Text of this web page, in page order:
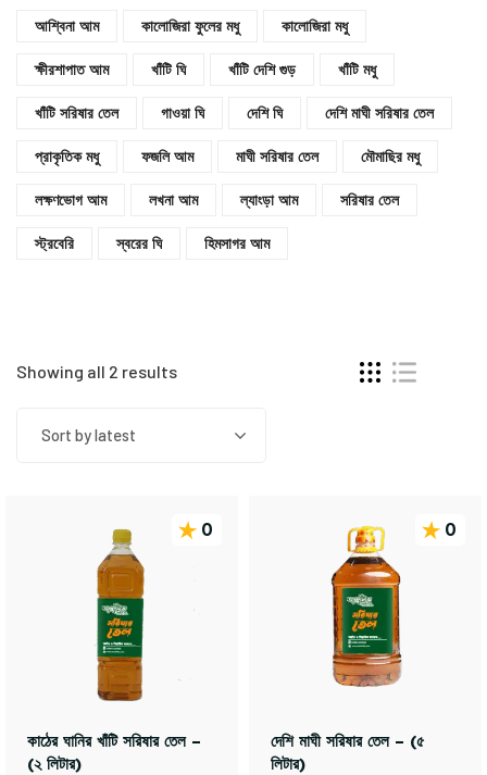
Showing all 2 results
Sort by latest
0
কাঠের ঘানির খাঁটি সরিষার তেল –
(২ লিটার)
0
দেশি মাঘী সরিষার তেল – (৫
লিটার)
আশ্বিনা আম কালোজিরা ফুলের মধু কালোজিরা মধু
ক্ষীরশাপাত আম খাঁটি ঘি খাঁটি দেশি গুড় খাঁটি মধু
খাঁটি সরিষার তেল গাওয়া ঘি দেশি ঘি দেশি মাঘী সরিষার তেল
প্রাকৃতিক মধু ফজলি আম মাঘী সরিষার তেল মৌমাছির মধু
লক্ষণভোগ আম লখনা আম ল্যাংড়া আম সরিষার তেল
স্ট্রবেরি স্বরের ঘি হিমসাগর আম